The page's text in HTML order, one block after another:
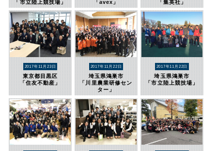
「市立陸上競技場」 「avex」 「集英社」
2017年11月23日
東京都目黒区
「住友不動産」
2017年11月22日
埼玉県鴻巣市
「川里農業研修セン
ター」
2017年11月22日
埼玉県鴻巣市
「市立陸上競技場」